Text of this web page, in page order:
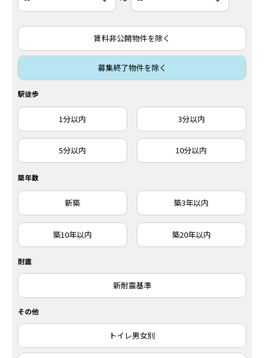
賃料非公開物件を除く
募集終了物件を除く
駅徒歩
1分以内 3分以内
5分以内 10分以内
築年数
新築 築3年以内
築10年以内 築20年以内
耐震
新耐震基準
その他
トイレ男女別